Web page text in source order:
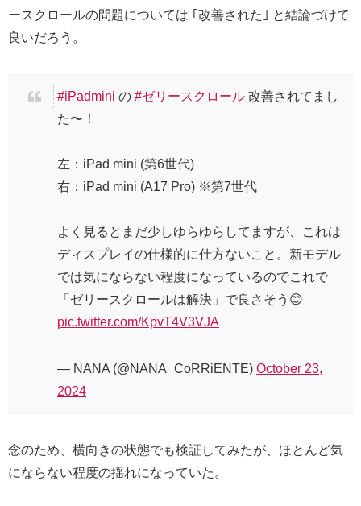
ースクロールの問題については ｢改善された｣ と結論づけて
良いだろう。
#iPadmini の #ゼリースクロール 改善されてまし
た〜！
左：iPad mini (第6世代)
右：iPad mini (A17 Pro) ※第7世代
よく見るとまだ少しゆらゆらしてますが、これは
ディスプレイの仕様的に仕方ないこと。新モデル
では気にならない程度になっているのでこれで
「ゼリースクロールは解決」で良さそう😊
pic.twitter.com/KpvT4V3VJA
— NANA (@NANA_CoRRiENTE) October 23,
2024
念のため、横向きの状態でも検証してみたが、ほとんど気
にならない程度の揺れになっていた。